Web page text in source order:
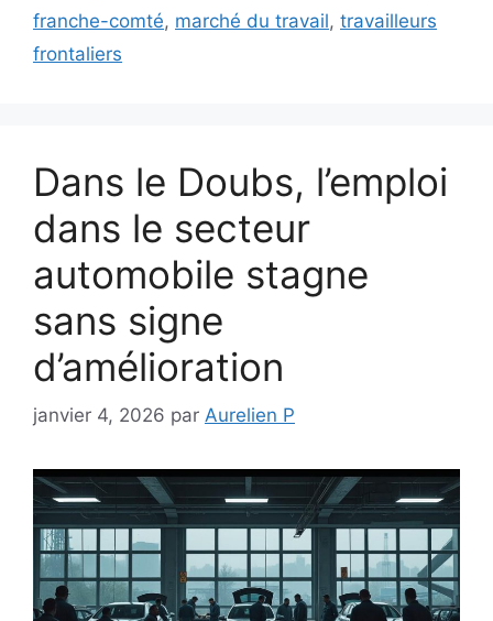
franche-comté, marché du travail, travailleurs
frontaliers
Dans le Doubs, l’emploi
dans le secteur
automobile stagne
sans signe
d’amélioration
janvier 4, 2026 par Aurelien P